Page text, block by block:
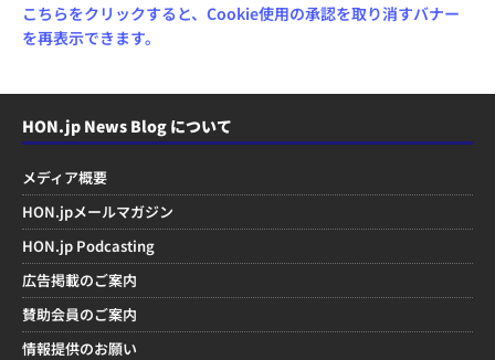
こちらをクリックすると、Cookie使用の承認を取り消すバナー
を再表示できます。
HON.jp News Blog について
メディア概要
HON.jpメールマガジン
HON.jp Podcasting
広告掲載のご案内
賛助会員のご案内
情報提供のお願い